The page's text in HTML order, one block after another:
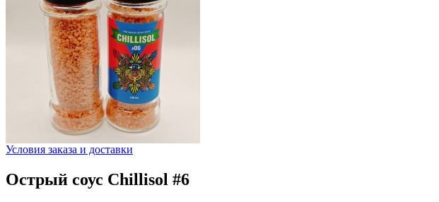
Условия заказа и доставки
Острый соус Chillisol #6